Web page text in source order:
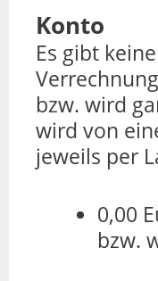
Konto
Es gibt
bzw. wird
wird von
jeweils per
0,00
bzw.